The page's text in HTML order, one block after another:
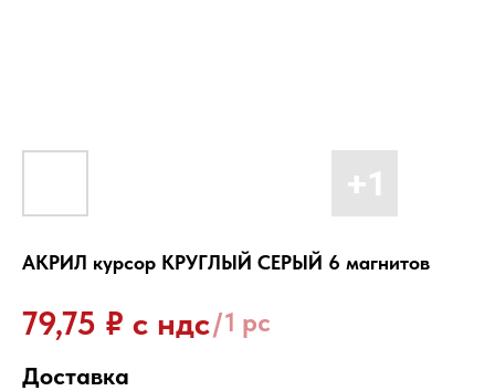
АКРИЛ курсор КРУГЛЫЙ СЕРЫЙ 6 магнитов
79,75 ₽ с ндс/1 pc
Доставка